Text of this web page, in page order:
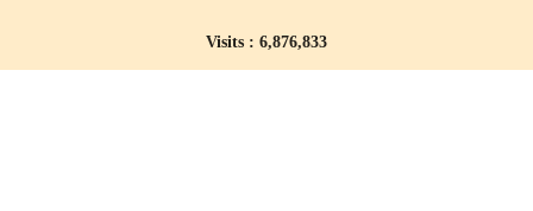
Visits : 6,876,833